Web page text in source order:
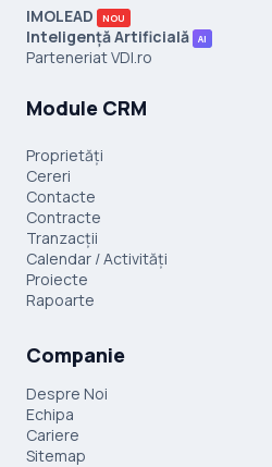
IMOLEAD
NOU
Inteligență Artificială AI
Parteneriat VDI.ro
Module CRM
Proprietăți
Cereri
Contacte
Contracte
Tranzacții
Calendar / Activități
Proiecte
Rapoarte
Companie
Despre Noi
Echipa
Cariere
Sitemap